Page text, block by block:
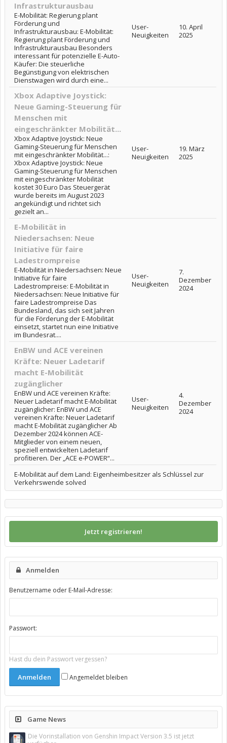
Infrastrukturausbau
E-Mobilität: Regierung plant
Förderung und
Infrastrukturausbau: E-Mobilität:
Regierung plant Förderung und
Infrastrukturausbau Besonders
interessant für potenzielle E-Auto-
Käufer: Die steuerliche
Begünstigung von elektrischen
Dienstwagen wird durch eine...
User-
Neuigkeiten
10. April
2025
Xbox Adaptive Joystick:
Neue Gaming-Steuerung für
Menschen mit
eingeschränkter Mobilität...
Xbox Adaptive Joystick: Neue
Gaming-Steuerung für Menschen
mit eingeschränkter Mobilität...:
Xbox Adaptive Joystick: Neue
Gaming-Steuerung für Menschen
mit eingeschränkter Mobilität
kostet 30 Euro Das Steuergerät
wurde bereits im August 2023
angekündigt und richtet sich
gezielt an...
User-
Neuigkeiten
19. März
2025
E-Mobilität in
Niedersachsen: Neue
Initiative für faire
Ladestrompreise
E-Mobilität in Niedersachsen: Neue
Initiative für faire
Ladestrompreise: E-Mobilität in
Niedersachsen: Neue Initiative für
faire Ladestrompreise Das
Bundesland, das sich seit Jahren
für die Förderung der E-Mobilität
einsetzt, startet nun eine Initiative
im Bundesrat....
User-
Neuigkeiten
7.
Dezember
2024
EnBW und ACE vereinen
Kräfte: Neuer Ladetarif
macht E-Mobilität
zugänglicher
EnBW und ACE vereinen Kräfte:
Neuer Ladetarif macht E-Mobilität
zugänglicher: EnBW und ACE
vereinen Kräfte: Neuer Ladetarif
macht E-Mobilität zugänglicher Ab
Dezember 2024 können ACE-
Mitglieder von einem neuen,
speziell entwickelten Ladetarif
profitieren. Der „ACE e-POWER“...
User-
Neuigkeiten
4.
Dezember
2024
E-Mobilität auf dem Land: Eigenheimbesitzer als Schlüssel zur
Verkehrswende solved
Jetzt registrieren!
Anmelden
Benutzername oder E-Mail-Adresse:
Passwort:
Hast du dein Passwort vergessen?
Angemeldet bleiben
Game News
Die Vorinstallation von Genshin Impact Version 3.5 ist jetzt